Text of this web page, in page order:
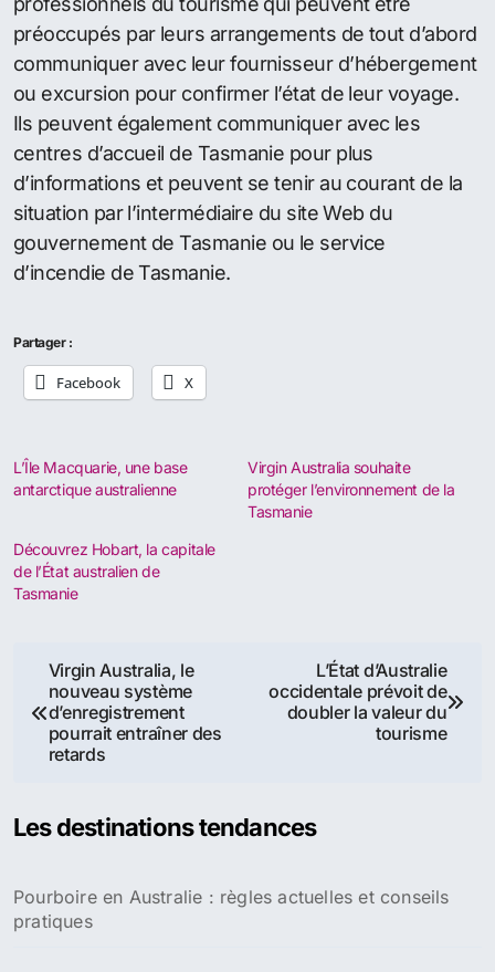
préoccupés par leurs arrangements de tout d’abord
communiquer avec leur fournisseur d’hébergement
ou excursion pour confirmer l’état de leur voyage.
Ils peuvent également communiquer avec les
centres d’accueil de Tasmanie pour plus
d’informations et peuvent se tenir au courant de la
situation par l’intermédiaire du site Web du
gouvernement de Tasmanie ou le service
d’incendie de Tasmanie.
Partager :
Facebook X
L’Île Macquarie, une base
antarctique australienne
Virgin Australia souhaite
protéger l’environnement de la
Tasmanie
Découvrez Hobart, la capitale
de l’État australien de
Tasmanie
Navigation
de
l’article
Virgin Australia, le
nouveau système
d’enregistrement
pourrait entraîner des
retards
L’État d’Australie
occidentale prévoit de
doubler la valeur du
tourisme
Les destinations tendances
Pourboire en Australie : règles actuelles et conseils
pratiques